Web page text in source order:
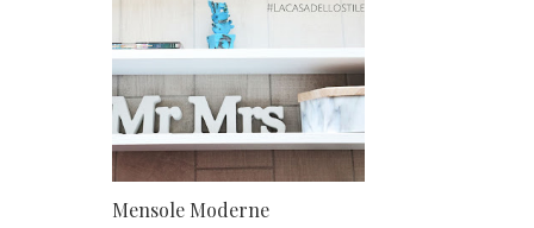
Mensole Moderne